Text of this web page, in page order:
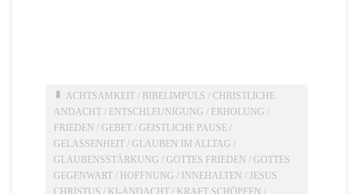
ACHTSAMKEIT/ BIBELIMPULS / CHRISTLICHE
ANDACHT / ENTSCHLEUNIGUNG / ERHOLUNG /
FRIEDEN /GEBET /GEISTLICHE PAUSE /
GELASSENHEIT /GLAUBEN IM ALLTAG /
GLAUBENSSTÄRKUNG /GOTTES FRIEDEN /GOTTES
GEGENWART / HOFFNUNG / INNEHALTEN /JESUS
CHRISTUS / KI-ANDACHT / KRAFT SCHÖPFEN /